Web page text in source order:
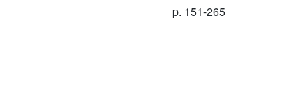
p. 151-265